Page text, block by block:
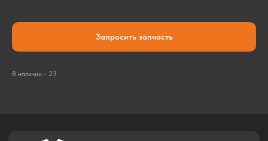
Запросить запчасть
В наличии - 23
8-804-3333-777